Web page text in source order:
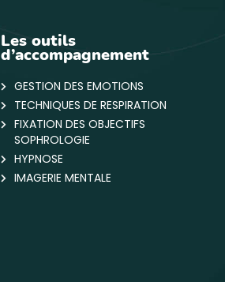
Les outils
d’accompagnement
GESTION DES EMOTIONS
TECHNIQUES DE RESPIRATION
FIXATION DES OBJECTIFS
SOPHROLOGIE
HYPNOSE
IMAGERIE MENTALE